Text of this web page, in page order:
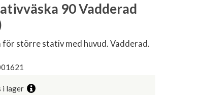
90 Vadderad
för större stativ med huvud. Vadderad.
i lager